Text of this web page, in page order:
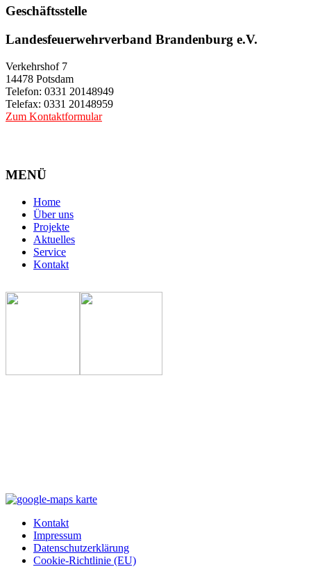
Geschäftsstelle
Landesfeuerwehrverband Brandenburg e.V.
Verkehrshof 7
14478 Potsdam
Telefon: 0331 20148949
Telefax: 0331 20148959
Zum Kontaktformular
MENÜ
Home
Über uns
Projekte
Aktuelles
Service
Kontakt
Kontakt
Impressum
Datenschutzerklärung
Cookie-Richtlinie (EU)